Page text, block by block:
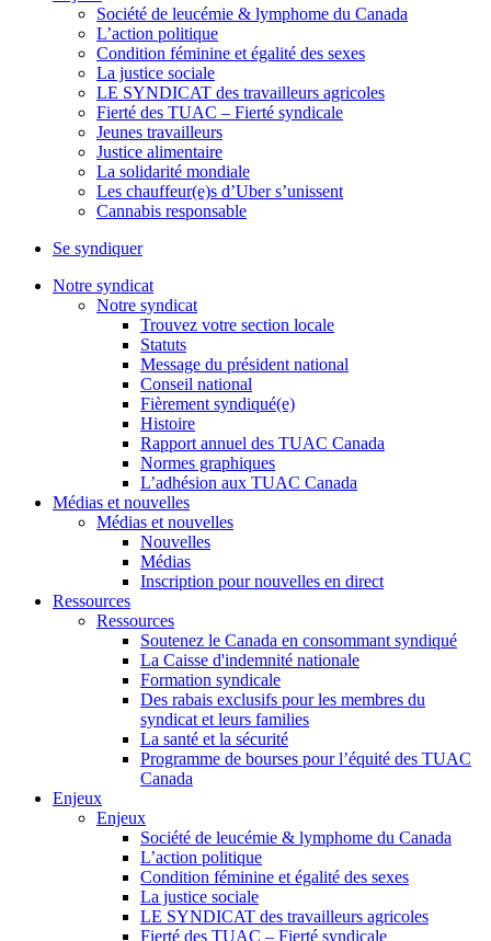
Société de leucémie & lymphome du Canada
L’action politique
Condition féminine et égalité des sexes
La justice sociale
LE SYNDICAT des travailleurs agricoles
Fierté des TUAC – Fierté syndicale
Jeunes travailleurs
Justice alimentaire
La solidarité mondiale
Les chauffeur(e)s d’Uber s’unissent
Cannabis responsable
Se syndiquer
Notre syndicat
Notre syndicat
Trouvez votre section locale
Statuts
Message du président national
Conseil national
Fièrement syndiqué(e)
Histoire
Rapport annuel des TUAC Canada
Normes graphiques
L’adhésion aux TUAC Canada
Médias et nouvelles
Médias et nouvelles
Nouvelles
Médias
Inscription pour nouvelles en direct
Ressources
Ressources
Soutenez le Canada en consommant syndiqué
La Caisse d'indemnité nationale
Formation syndicale
Des rabais exclusifs pour les membres du
syndicat et leurs families
La santé et la sécurité
Programme de bourses pour l’équité des TUAC
Canada
Enjeux
Enjeux
Société de leucémie & lymphome du Canada
L’action politique
Condition féminine et égalité des sexes
La justice sociale
LE SYNDICAT des travailleurs agricoles
Fierté des TUAC – Fierté syndicale